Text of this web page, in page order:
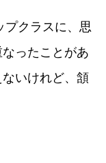
クラスに、思
ったことがあ
いけれど、頷